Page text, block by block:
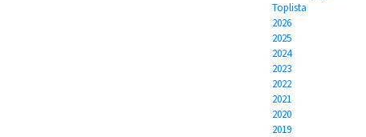
Toplista
2026
2025
2024
2023
2022
2021
2020
2019